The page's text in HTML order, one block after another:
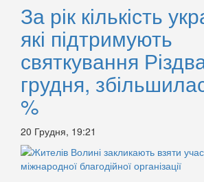
За рік кількість
які підтримують
святкування
грудня,
%
20 Грудня, 19:21